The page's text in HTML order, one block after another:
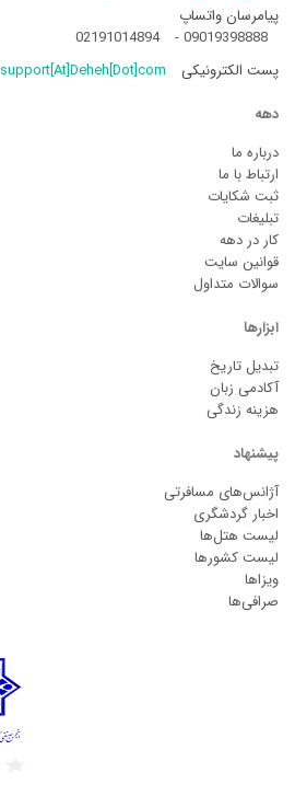
پیامرسان واتساپ
09019398888
-
02191014894
پست الکترونیکی
support[At]Deheh[Dot]com
دهه
درباره ما
ارتباط با ما
ثبت شکایات
تبلیغات
کار در دهه
قوانین سایت
سوالات متداول
ابزارها
تبدیل تاریخ
آکادمی زبان
هزینه زندگی
پیشنهاد
آژانس‌های مسافرتی
اخبار گردشگری
لیست هتل‌ها
لیست کشورها
ویزاها
صرافی‌ها